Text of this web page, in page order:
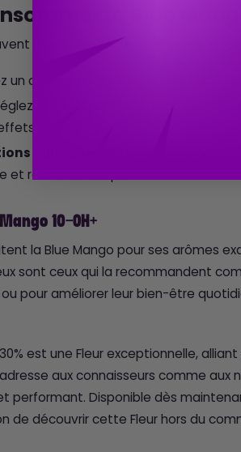
la Blue Mango
être utilisées de différentes façons
un corps gras pour maximiser
votre appareil entre 160 et 180°C
culinaires :
relaxante unique.
10-OH+
la Blue Mango pour ses arômes
sont ceux qui la recommandent
pour améliorer leur bien-être
est une Fleur exceptionnelle,
aux connaisseurs comme aux
performant. Disponible dès
de découvrir cette Fleur hors du